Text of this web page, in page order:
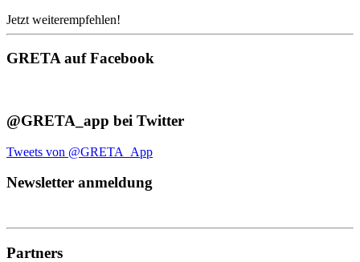
Jetzt weiterempfehlen!
GRETA auf Facebook
@GRETA_app bei Twitter
Tweets von @GRETA_App
Newsletter anmeldung
Partners